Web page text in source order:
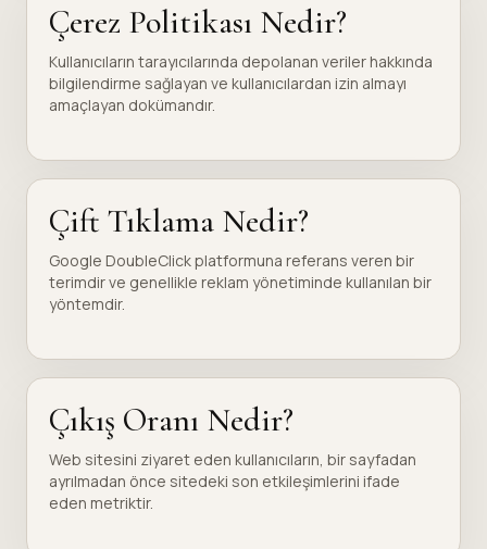
Çerez Politikası Nedir?
Kullanıcıların tarayıcılarında depolanan veriler hakkında
bilgilendirme sağlayan ve kullanıcılardan izin almayı
amaçlayan dokümandır.
Çift Tıklama Nedir?
Google DoubleClick platformuna referans veren bir
terimdir ve genellikle reklam yönetiminde kullanılan bir
yöntemdir.
Çıkış Oranı Nedir?
Web sitesini ziyaret eden kullanıcıların, bir sayfadan
ayrılmadan önce sitedeki son etkileşimlerini ifade
eden metriktir.